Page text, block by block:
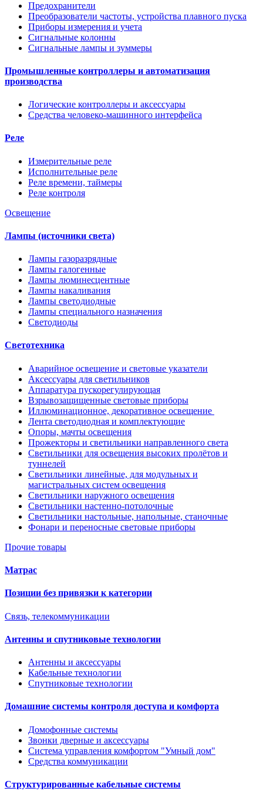
Предохранители
Преобразователи частоты, устройства плавного пуска
Приборы измерения и учета
Сигнальные колонны
Сигнальные лампы и зуммеры
Промышленные контроллеры и автоматизация
производства
Логические контроллеры и аксессуары
Средства человеко-машинного интерфейса
Реле
Измерительные реле
Исполнительные реле
Реле времени, таймеры
Реле контроля
Освещение
Лампы (источники света)
Лампы газоразрядные
Лампы галогенные
Лампы люминесцентные
Лампы накаливания
Лампы светодиодные
Лампы специального назначения
Светодиоды
Светотехника
Аварийное освещение и световые указатели
Аксессуары для светильников
Аппаратура пускорегулирующая
Взрывозащищенные световые приборы
Иллюминационное, декоративное освещение
Лента светодиодная и комплектующие
Опоры, мачты освещения
Прожекторы и светильники направленного света
Светильники для освещения высоких пролётов и
туннелей
Светильники линейные, для модульных и
магистральных систем освещения
Светильники наружного освещения
Светильники настенно-потолочные
Светильники настольные, напольные, станочные
Фонари и переносные световые приборы
Прочие товары
Матрас
Позиции без привязки к категории
Связь, телекоммуникации
Антенны и спутниковые технологии
Антенны и аксессуары
Кабельные технологии
Спутниковые технологии
Домашние системы контроля доступа и комфорта
Домофонные системы
Звонки дверные и аксессуары
Система управления комфортом "Умный дом"
Средства коммуникации
Структурированные кабельные системы